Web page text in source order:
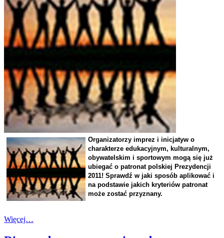
Organizatorzy imprez i inicjatyw o
charakterze edukacyjnym, kulturalnym,
obywatelskim i sportowym mogą się już
ubiegać o patronat polskiej Prezydencji
2011! Sprawdź w jaki sposób aplikować i
na podstawie jakich kryteriów patronat
może zostać przyznany.
Więcej…